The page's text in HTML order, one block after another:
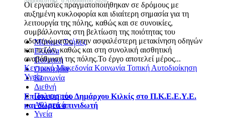
Οι εργασίες πραγματοποιήθηκαν σε δρόμους με
αυξημένη κυκλοφορία και ιδιαίτερη σημασία για τη
λειτουργία της πόλης, καθώς και σε συνοικίες,
συμβάλλοντας στη βελτίωση της ποιότητας του
οδοστρώματος, στην ασφαλέστερη μετακίνηση οδηγών
και πεζών, καθώς και στη συνολική αισθητική
αναβάθμιση της πόλης.Το έργο αποτελεί μέρος...
Κεντρική Μακεδονία Κοινωνία Τοπική Αυτοδιοίκηση
Υγεία
Επίσκεψη του Δημάρχου Κιλκίς στο Π.Κ.Ε.Ε.Υ.Ε.
και δωρεά απινιδωτή
Μόνιμες Στήλες
Ελλάδα
Πολιτική
Οικονομία
Κοινωνία
Διεθνή
Πολιτισμός
Αθλητικά
Υγεία